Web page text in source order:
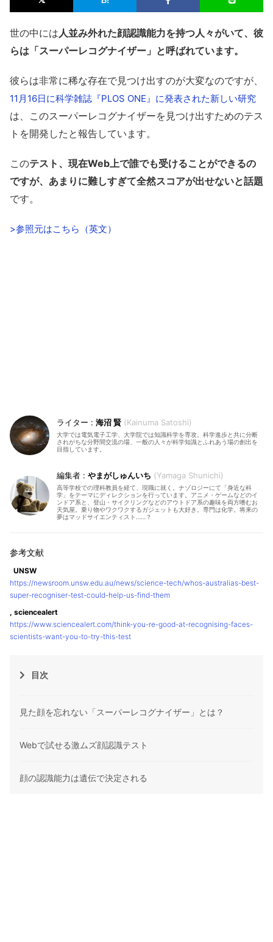
世の中には 人並み外れた顔認識能力を持つ人々がいて、彼
らは「スーパーレコグナイザー」と呼ばれています。
彼らは非常に稀な存在で見つけ出すのが大変なのですが、
11月16日に科学雑誌『PLOS ONE』に発表された新しい研究
は、このスーパーレコグナイザーを見つけ出すためのテス
トを開発したと報告しています。
このテスト、現在Web上で誰でも受けることができるの
ですが、あまりに難しすぎて全然スコアが出せないと話題
です。
>参照元はこちら（英文）
海沼 賢 Kainuma Satoshi
大学では電気電子工学、大学院では知識科学を専攻。科学進歩と共に分断
されがちな分野間交流の場、一般の人々が科学知識とふれあう場の創出を
目指しています。
やまがしゅんいち Yamaga Shunichi
高等学校での理科教員を経て、現職に就く。ナゾロジーにて「身近な科
学」をテーマにディレクションを行っています。アニメ・ゲームなどのイ
ンドア系と、登山・サイクリングなどのアウトドア系の趣味を両方嗜むお
天気屋。乗り物やワクワクするガジェットも大好き。専門は化学。将来の
夢はマッドサイエンティスト……？
UNSW
https://newsroom.unsw.edu.au/news/science-tech/whos-australias-best-
super-recogniser-test-could-help-us-find-them
, sciencealert
https://www.sciencealert.com/think-you-re-good-at-recognising-faces-
scientists-want-you-to-try-this-test
目次
見た顔を忘れない「スーパーレコグナイザー」とは？
Webで試せる激ムズ顔認識テスト
顔の認識能力は遺伝で決定される